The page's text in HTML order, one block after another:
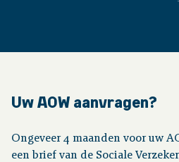
Uw AOW aanvragen?
Ongeveer 4 maanden voor uw
een brief van de Sociale